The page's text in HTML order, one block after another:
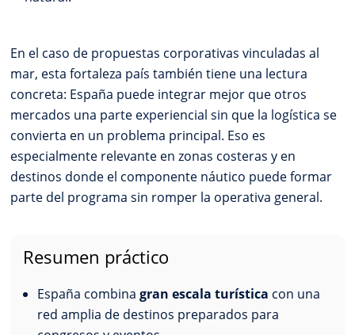
En el caso de propuestas corporativas vinculadas al
mar, esta fortaleza país también tiene una lectura
concreta: España puede integrar mejor que otros
mercados una parte experiencial sin que la logística se
convierta en un problema principal. Eso es
especialmente relevante en zonas costeras y en
destinos donde el componente náutico puede formar
parte del programa sin romper la operativa general.
Resumen práctico
España combinagran escala turística con una
red amplia de destinos preparados para